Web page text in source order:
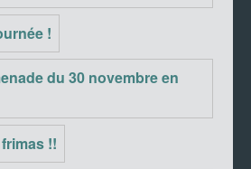
!
du 30 novembre en
!!